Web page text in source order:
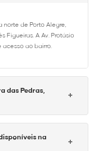
norte de Porto Alegre,
Figueiras. A Av. Protásio
acesso ao bairro.
das Pedras,
+
do imóvel.
na
+